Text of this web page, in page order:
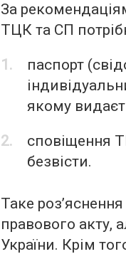
За
ТЦК та СП
паспорт
якому
сповіщення
безвісти.
Таке
правового акту,
України. Крім